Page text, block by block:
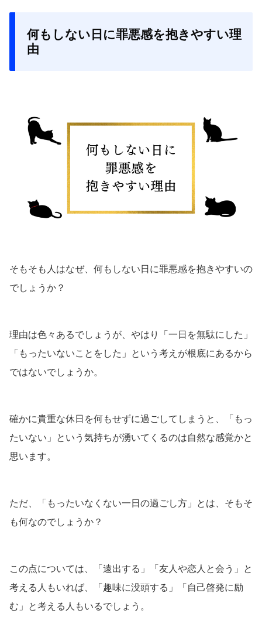
何もしない日に罪悪感を抱きやすい理
由
そもそも人はなぜ、何もしない日に罪悪感を抱きやすいの
でしょうか？
理由は色々あるでしょうが、やはり「一日を無駄にした」
「もったいないことをした」という考えが根底にあるから
ではないでしょうか。
確かに貴重な休日を何もせずに過ごしてしまうと、「もっ
たいない」という気持ちが湧いてくるのは自然な感覚かと
思います。
ただ、「もったいなくない一日の過ごし方」とは、そもそ
も何なのでしょうか？
この点については、「遠出する」「友人や恋人と会う」と
考える人もいれば、「趣味に没頭する」「自己啓発に励
む」と考える人もいるでしょう。